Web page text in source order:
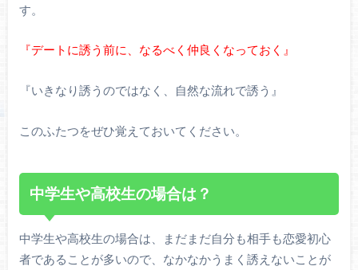
す。
『デートに誘う前に、なるべく仲良くなっておく』
『いきなり誘うのではなく、自然な流れで誘う』
このふたつをぜひ覚えておいてください。
中学生や高校生の場合は？
中学生や高校生の場合は、まだまだ自分も相手も恋愛初心
者であることが多いので、なかなかうまく誘えないことが